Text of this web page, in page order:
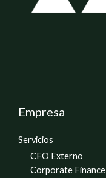
Empresa
Servicios
CFO Externo
Corporate Finance